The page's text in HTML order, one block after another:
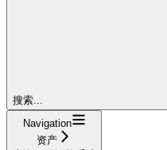
搜索...
Navigation
资产